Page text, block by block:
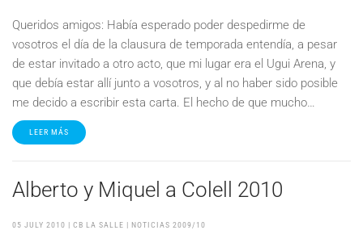
Queridos amigos: Había esperado poder despedirme de
vosotros el día de la clausura de temporada entendía, a pesar
de estar invitado a otro acto, que mi lugar era el Ugui Arena, y
que debía estar allí junto a vosotros, y al no haber sido posible
me decido a escribir esta carta. El hecho de que mucho…
LEER MÁS
Alberto y Miquel a Colell 2010
05 JULY 2010 | CB LA SALLE | NOTICIAS 2009/10